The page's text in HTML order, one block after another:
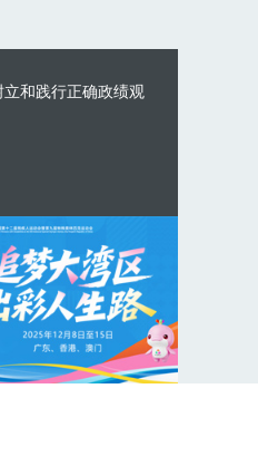
立和践行正确政绩观